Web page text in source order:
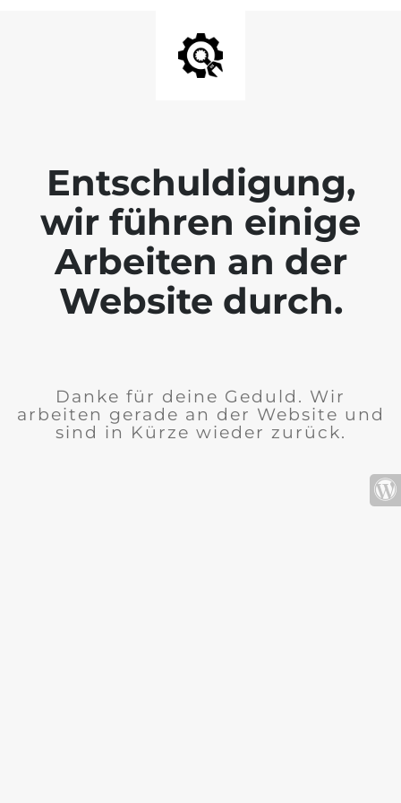
Entschuldigung,
wir führen einige
Arbeiten an der
Website durch.
Danke für deine Geduld. Wir
arbeiten gerade an der Website und
sind in Kürze wieder zurück.